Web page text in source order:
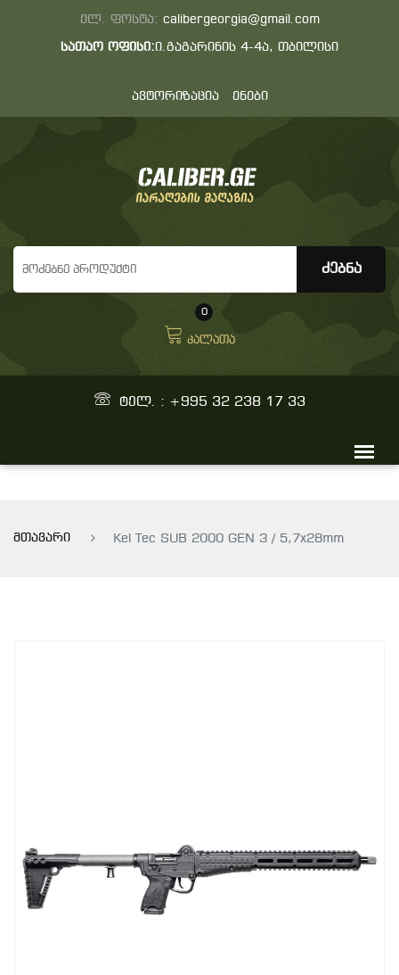
ელ. ფოსტა: calibergeorgia@gmail.com
სათაო ოფისი:ი.გაგარინის 4-4ა, თბილისი
ავტორიზაცია ენები
0
კალათა
ტელ. : +995 32 238 17 33
მთავარი Kel Tec SUB 2000 GEN 3 / 5,7x28mm